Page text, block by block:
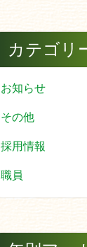
カテゴリ
お知らせ
その他
採用情報
職員